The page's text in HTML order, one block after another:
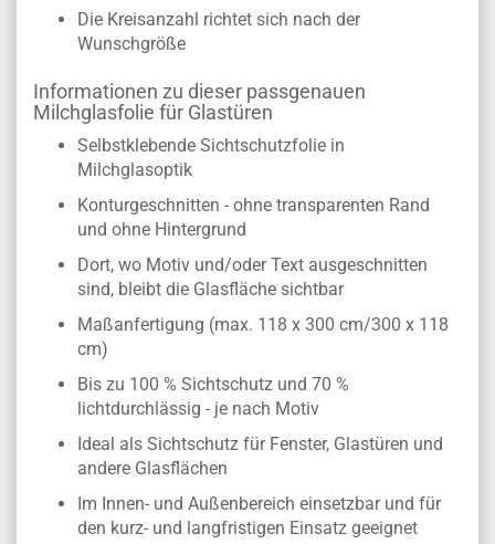
Die Kreisanzahl richtet sich nach der
Wunschgröße
Informationen zu dieser passgenauen
Milchglasfolie für Glastüren
Selbstklebende Sichtschutzfolie in
Milchglasoptik
Konturgeschnitten - ohne transparenten Rand
und ohne Hintergrund
Dort, wo Motiv und/oder Text ausgeschnitten
sind, bleibt die Glasfläche sichtbar
Maßanfertigung (max. 118 x 300 cm/300 x 118
cm)
Bis zu 100 % Sichtschutz und 70 %
lichtdurchlässig - je nach Motiv
Ideal als Sichtschutz für Fenster, Glastüren und
andere Glasflächen
Im Innen- und Außenbereich einsetzbar und für
den kurz- und langfristigen Einsatz geeignet